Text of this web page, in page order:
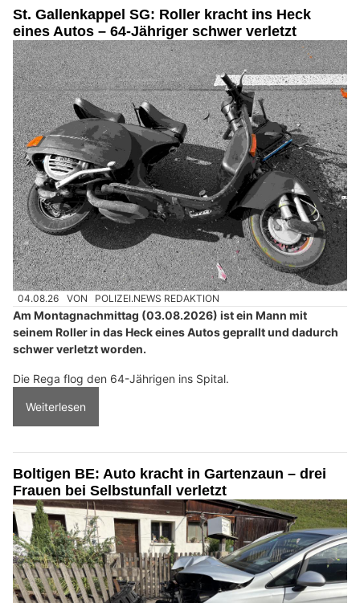
St. Gallenkappel SG: Roller kracht ins Heck
eines Autos – 64-Jähriger schwer verletzt
04.08.26 VON POLIZEI.NEWS REDAKTION
Am Montagnachmittag (03.08.2026) ist ein Mann mit
seinem Roller in das Heck eines Autos geprallt und dadurch
schwer verletzt worden.
Die Rega flog den 64-Jährigen ins Spital.
Weiterlesen
Boltigen BE: Auto kracht in Gartenzaun – drei
Frauen bei Selbstunfall verletzt